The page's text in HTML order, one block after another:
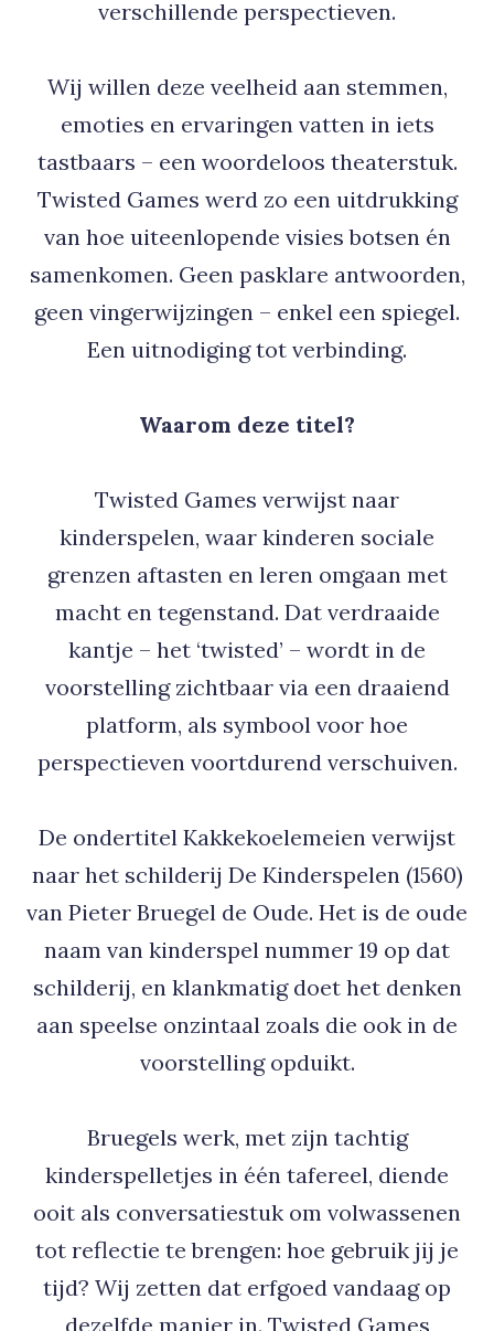
verschillende perspectieven.
Wij willen deze veelheid aan stemmen,
emoties en ervaringen vatten in iets
tastbaars – een woordeloos theaterstuk.
Twisted Games werd zo een uitdrukking
van hoe uiteenlopende visies botsen én
samenkomen. Geen pasklare antwoorden,
geen vingerwijzingen – enkel een spiegel.
Een uitnodiging tot verbinding.
Waarom deze titel?
Twisted Games verwijst naar
kinderspelen, waar kinderen sociale
grenzen aftasten en leren omgaan met
macht en tegenstand. Dat verdraaide
kantje – het ‘twisted’ – wordt in de
voorstelling zichtbaar via een draaiend
platform, als symbool voor hoe
perspectieven voortdurend verschuiven.
De ondertitel Kakkekoelemeien verwijst
naar het schilderij De Kinderspelen (1560)
van Pieter Bruegel de Oude. Het is de oude
naam van kinderspel nummer 19 op dat
schilderij, en klankmatig doet het denken
aan speelse onzintaal zoals die ook in de
voorstelling opduikt.
Bruegels werk, met zijn tachtig
kinderspelletjes in één tafereel, diende
ooit als conversatiestuk om volwassenen
tot reflectie te brengen: hoe gebruik jij je
tijd? Wij zetten dat erfgoed vandaag op
dezelfde manier in. Twisted Games